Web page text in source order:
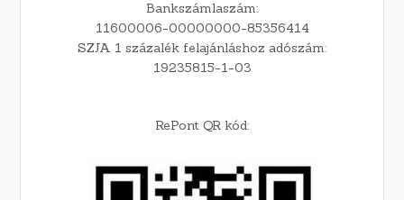
Bankszámlaszám:
11600006-00000000-85356414
SZJA 1 százalék felajánláshoz adószám:
19235815-1-03
RePont QR kód: